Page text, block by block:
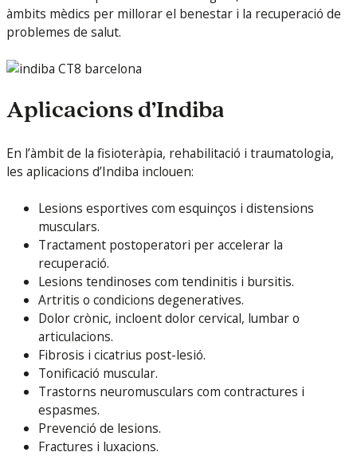
àmbits mèdics per millorar el benestar i la recuperació de
problemes de salut.
Aplicacions d’Indiba
En l’àmbit de la fisioteràpia, rehabilitació i traumatologia,
les aplicacions d’Indiba inclouen:
Lesions esportives com esquinços i distensions
musculars.
Tractament postoperatori per accelerar la
recuperació.
Lesions tendinoses com tendinitis i bursitis.
Artritis o condicions degeneratives.
Dolor crònic, incloent dolor cervical, lumbar o
articulacions.
Fibrosis i cicatrius post-lesió.
Tonificació muscular.
Trastorns neuromusculars com contractures i
espasmes.
Prevenció de lesions.
Fractures i luxacions.